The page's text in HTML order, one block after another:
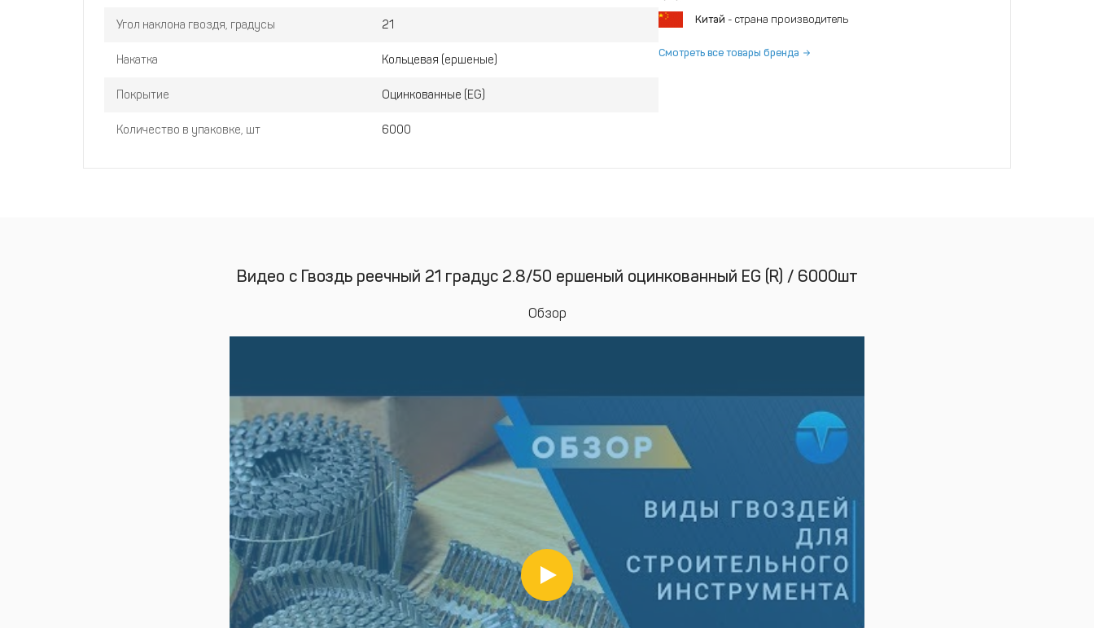
Угол наклона гвоздя, градусы 21
Накатка Кольцевая (ершеные)
Покрытие Оцинкованные (EG)
Количество в упаковке, шт 6000
Китай - страна производитель
Смотреть все товары бренда
Видео с Гвоздь реечный 21 градус 2.8/50 ершеный оцинкованный EG (R) / 6000шт
Обзор